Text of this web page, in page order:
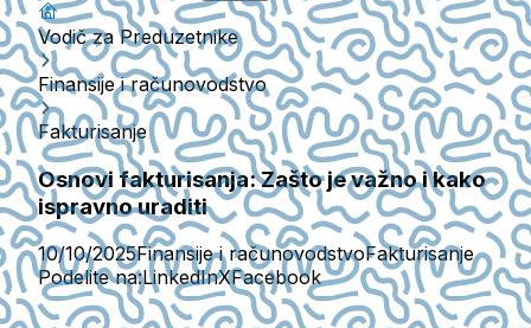
Vodič za Preduzetnike
Finansije i računovodstvo
Fakturisanje
Osnovi fakturisanja: Zašto je važno i kako
ispravno uraditi
10/10/2025Finansije i računovodstvoFakturisanje
Podelite na:LinkedInXFacebook